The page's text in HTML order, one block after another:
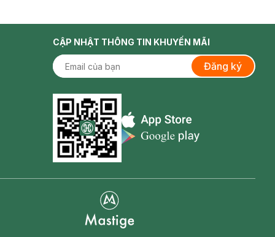
CẬP NHẬT THÔNG TIN KHUYẾN MÃI
Đăng ký
Appstore icon